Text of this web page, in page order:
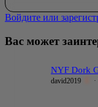
Войдите или
Вас может
NYF Dork
david2019